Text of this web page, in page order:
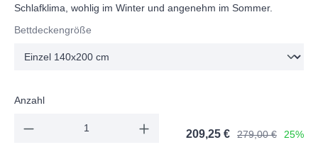
Schlafklima, wohlig im Winter und angenehm im Sommer.
Bettdeckengröße
Anzahl
209,25 € 279,00 € 25%